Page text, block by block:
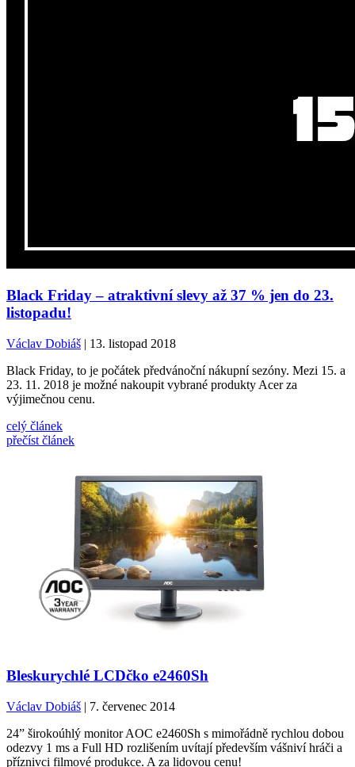
Black Friday – atraktivní slevy až 37 % jen do 23.
listopadu!
Václav Dobiáš | 13. listopad 2018
Black Friday, to je počátek předvánoční nákupní sezóny. Mezi 15. a
23. 11. 2018 je možné nakoupit vybrané produkty Acer za
výjimečnou cenu.
celý článek
přečíst článek
Bleskurychlé LCDčko e2460Sh
Václav Dobiáš | 7. červenec 2014
24” širokoúhlý monitor AOC e2460Sh s mimořádně rychlou dobou
odezvy 1 ms a Full HD rozlišením uvítají především vášniví hráči a
příznivci filmové produkce. A za lidovou cenu!